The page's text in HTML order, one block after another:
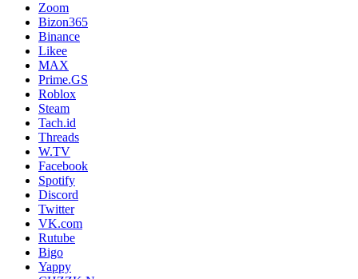
Zoom
Bizon365
Binance
Likee
MAX
Prime.GS
Roblox
Steam
Tach.id
Threads
W.TV
Facebook
Spotify
Discord
Twitter
VK.com
Rutube
Bigo
Yappy